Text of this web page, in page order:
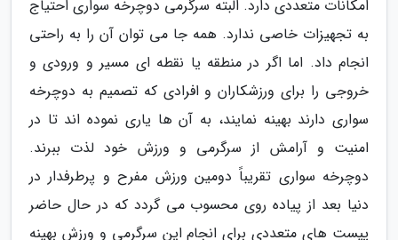
امکانات متعددی دارد. البته سرگرمی دوچرخه سواری احتیاج
به تجهیزات خاصی ندارد. همه جا می توان آن را به راحتی
انجام داد. اما اگر در منطقه یا نقطه ای مسیر و ورودی و
خروجی را برای ورزشکاران و افرادی که تصمیم به دوچرخه
سواری دارند بهینه نمایند، به آن ها یاری نموده اند تا در
امنیت و آرامش از سرگرمی و ورزش خود لذت ببرند.
دوچرخه سواری تقریباً دومین ورزش مفرح و پرطرفدار در
دنیا بعد از پیاده روی محسوب می گردد که در حال حاضر
پیست های متعددی برای انجام این سرگرمی و ورزش بهینه